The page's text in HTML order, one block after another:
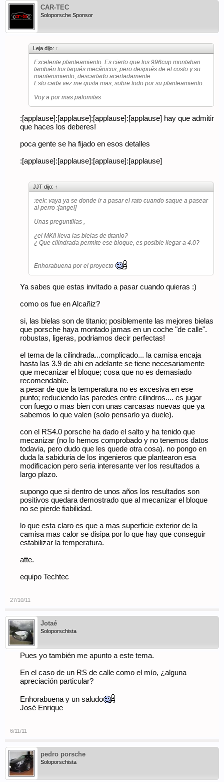
CAR-TEC
Soloporsche Sponsor
Leja dijo: ↑
Excelente planteamiento. Es cierto que los 996cup montaban
también los taqués mecánicos, pero después de el costo y su
mantenimiento, descartado acertadamente.
Esto cada vez me gusta mas, sobre todo por su planteamiento.
Voy a por mas palomitas
:[applause]:[applause]:[applause]:[applause] hay que admitir
que haces los deberes!
poca gente se ha fijado en esos detalles
:[applause]:[applause]:[applause]:[applause]
JJT dijo: ↑
:eek: vaya ya se donde ir a pasar el rato cuando saque a pasear
al perro :[angel]
Unas preguntillas ,
¿el MKII lleva las bielas de titanio?
¿ Que cilindrada permite ese bloque, es posible llegar a 4.0?
Enhorabuena por el proyecto
Ya sabes que estas invitado a pasar cuando quieras :)
como os fue en Alcañiz?
si, las bielas son de titanio; posiblemente las mejores bielas
que porsche haya montado jamas en un coche "de calle".
robustas, ligeras, podriamos decir perfectas!
el tema de la cilindrada...complicado... la camisa encaja
hasta las 3.9 de ahi en adelante se tiene necesariamente
que mecanizar el bloque; cosa que no es demasiado
recomendable.
a pesar de que la temperatura no es excesiva en ese
punto; reduciendo las paredes entre cilindros.... es jugar
con fuego o mas bien con unas carcasas nuevas que ya
sabemos lo que valen (solo pensarlo ya duele).
con el RS4.0 porsche ha dado el salto y ha tenido que
mecanizar (no lo hemos comprobado y no tenemos datos
todavia, pero dudo que les quede otra cosa). no pongo en
duda la sabiduria de los ingenieros que plantearon esa
modificacion pero seria interesante ver los resultados a
largo plazo.
supongo que si dentro de unos años los resultados son
positivos quedara demostrado que al mecanizar el bloque
no se pierde fiabilidad.
lo que esta claro es que a mas superficie exterior de la
camisa mas calor se disipa por lo que hay que conseguir
estabilizar la temperatura.
atte.
equipo Techtec
27/10/11
Jotaé
Soloporschista
Pues yo también me apunto a este tema.
En el caso de un RS de calle como el mío, ¿alguna
apreciación particular?
Enhorabuena y un saludo
José Enrique
6/11/11
pedro porsche
Soloporschista